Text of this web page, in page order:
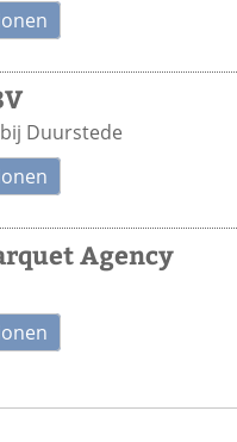
Duurstede
Agency